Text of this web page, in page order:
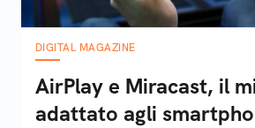
DIGITAL MAGAZINE
AirPlay e Miracast, il
adattato agli